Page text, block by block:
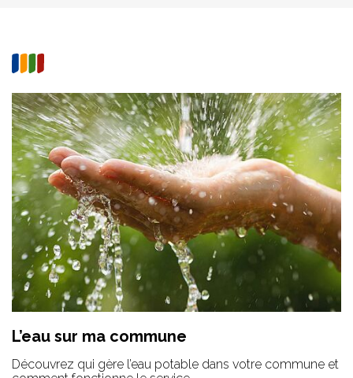
L’eau sur ma commune
Découvrez qui gère l’eau potable dans votre commune et